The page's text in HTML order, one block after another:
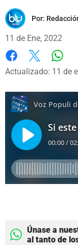
Por:
11 de Ene, 2022
Facebook
X
Actualizado: 11 de
Únase a
al tanto de